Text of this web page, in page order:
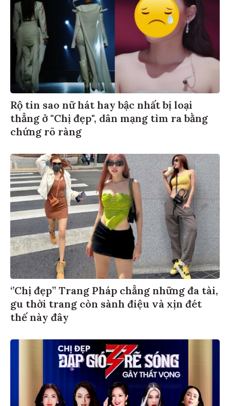
Rộ tin sao nữ hát hay bậc nhất bị loại
thẳng ở "Chị đẹp", dân mạng tìm ra bằng
chứng rõ ràng
‘’Chị đẹp’’ Trang Pháp chẳng những đa tài,
gu thời trang còn sành điệu và xịn đét
thế này đây